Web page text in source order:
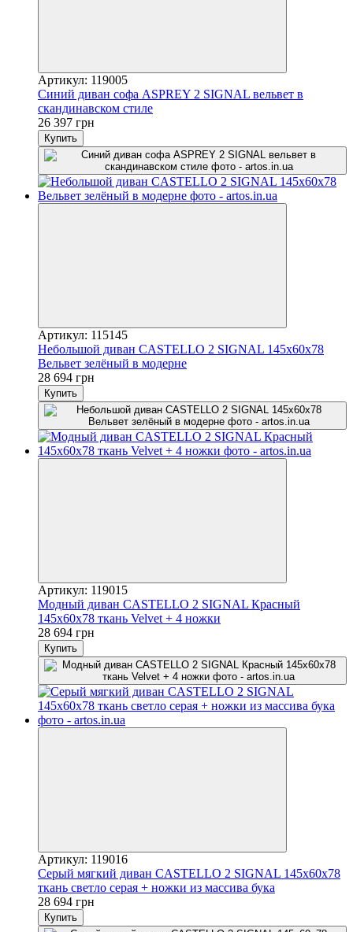
Артикул: 119005
Синий диван софа ASPREY 2 SIGNAL вельвет в
скандинавском стиле
26 397 грн
Купить
Артикул: 115145
Небольшой диван CASTELLO 2 SIGNAL 145х60х78
Вельвет зелёный в модерне
28 694 грн
Купить
Артикул: 119015
Модный диван CASTELLO 2 SIGNAL Красный
145х60х78 ткань Velvet + 4 ножки
28 694 грн
Купить
Артикул: 119016
Серый мягкий диван CASTELLO 2 SIGNAL 145х60х78
ткань светло серая + ножки из массива бука
28 694 грн
Купить